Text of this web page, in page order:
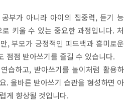
부가 아니라 아이의 집중력, 듣기 능
키울 수 있는 중요한 과정입니다. 처
, 부모가 긍정적인 피드백과 흥미로운
점점 받아쓰기를 즐길 수 있습니다.
습하고, 받아쓰기를 놀이처럼 활용하
. 올바른 받아쓰기 습관을 형성하면 아
게 향상될 것입니다.